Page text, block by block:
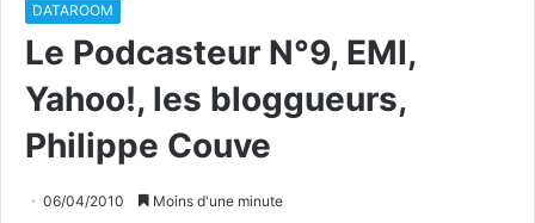
DATAROOM
Le Podcasteur N°9, EMI,
Yahoo!, les bloggueurs,
Philippe Couve
06/04/2010 Moins d'une minute